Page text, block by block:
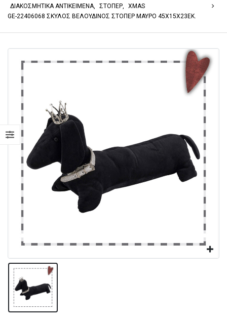
ΔΙΑΚΟΣΜΗΤΙΚΑ ΑΝΤΙΚΕΙΜΕΝΑ
ΣΤΟΠΕΡ
XMAS
GE-22406068 ΣΚΥΛΟΣ ΒΕΛΟΥΔΙΝΟΣ ΣΤΟΠΕΡ ΜΑΥΡΟ 45Χ15Χ23ΕΚ.